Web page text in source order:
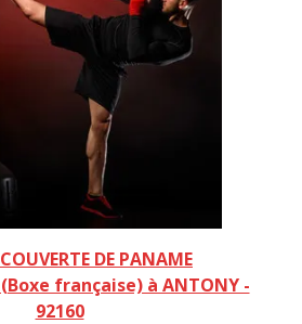
DE PANAME
française) à ANTONY -
92160